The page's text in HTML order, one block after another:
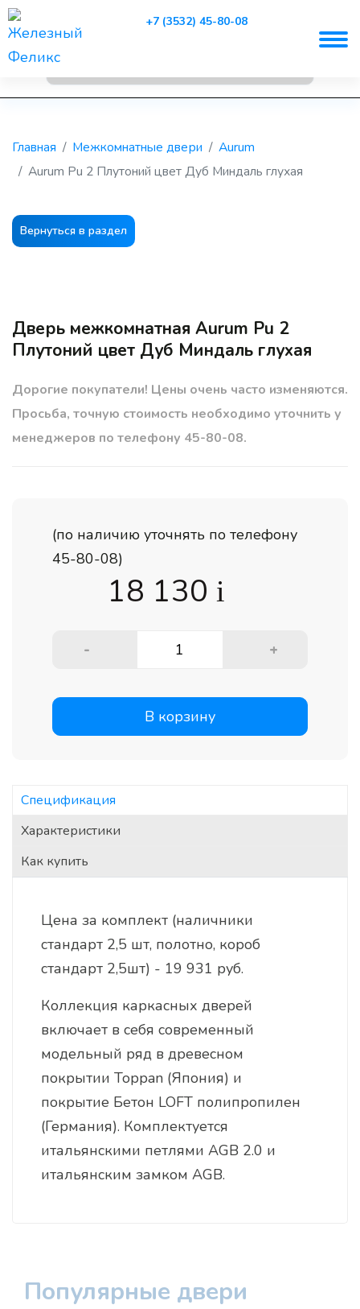
+7 (3532) 45-80-08
Главная Межкомнатные двери
Aurum
Aurum Pu 2 Плутоний цвет Дуб Миндаль глухая
Вернуться в раздел
Дверь межкомнатная Aurum Pu 2
Плутоний цвет Дуб Миндаль глухая
Дорогие покупатели! Цены очень часто изменяются.
Просьба, точную стоимость необходимо уточнить у
менеджеров по телефону 45-80-08.
(по наличию уточнять по телефону
45-80-08)
18 130 i
- +
В корзину
Спецификация
Характеристики
Как купить
Цена за комплект (наличники
стандарт 2,5 шт, полотно, короб
стандарт 2,5шт) - 19 931 руб.
Коллекция каркасных дверей
включает в себя современный
модельный ряд в древесном
покрытии Toppan (Япония) и
покрытие Бетон LOFT полипропилен
(Германия). Комплектуется
итальянскими петлями AGB 2.0 и
итальянским замком AGB.
Популярные двери